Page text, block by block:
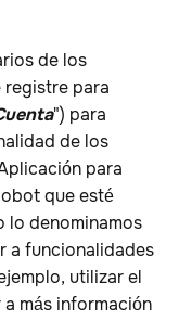
de los
registre para
") para
de los
para
que esté
lo denominamos
a funcionalidades
utilizar el
más información